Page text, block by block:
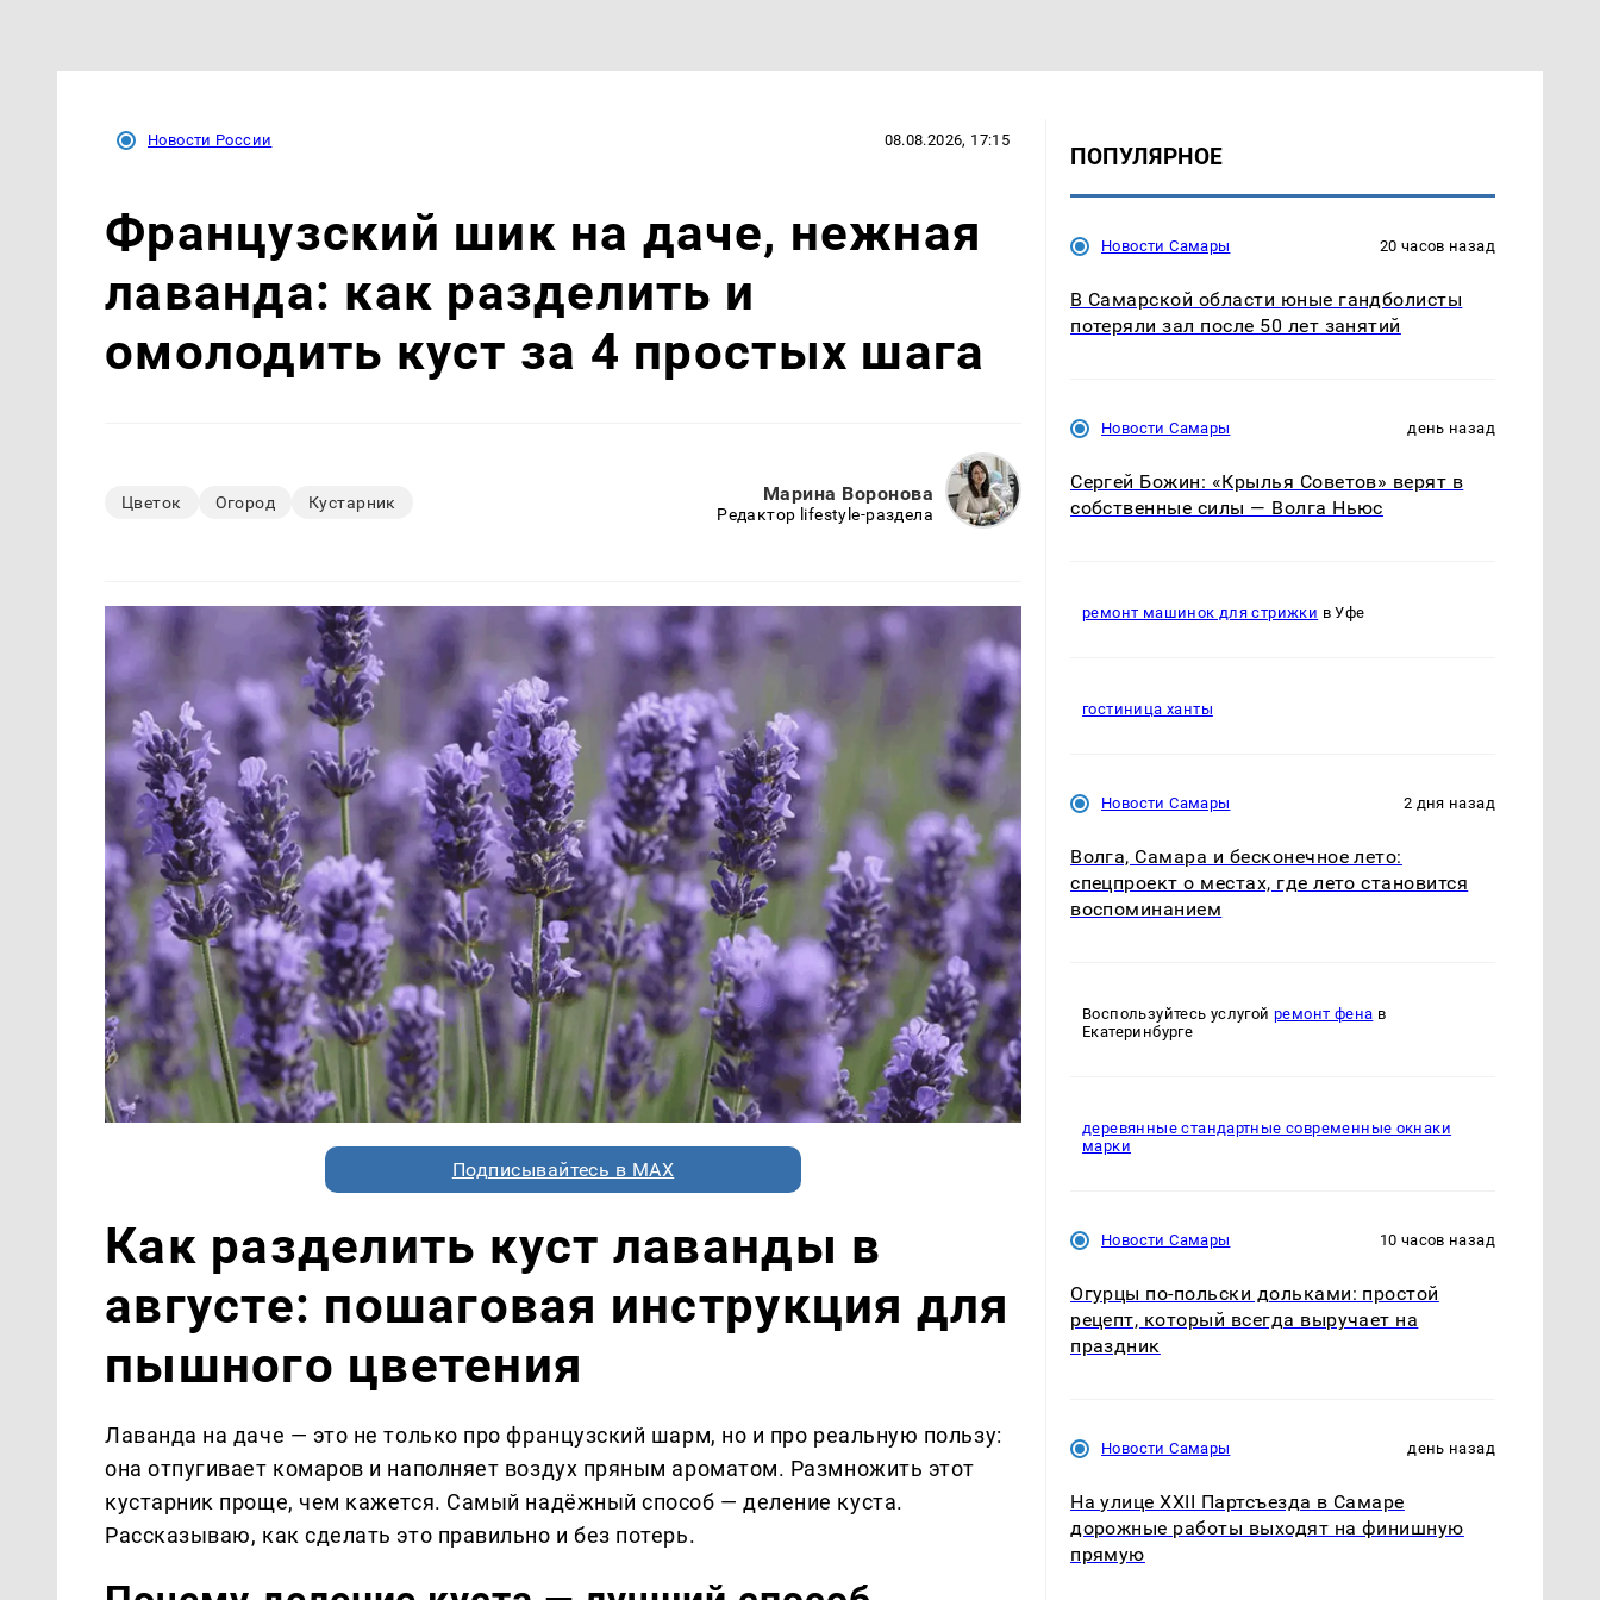
Новости России 08.08.2026, 17:15
Французский шик на даче, нежная
лаванда: как разделить и
омолодить куст за 4 простых шага
Цветок Огород Кустарник Марина Воронова
Редактор lifestyle-раздела
Подписывайтесь в MAX
Как разделить куст лаванды в
августе: пошаговая инструкция для
пышного цветения
Лаванда на даче — это не только про французский шарм, но и про реальную пользу:
она отпугивает комаров и наполняет воздух пряным ароматом. Размножить этот
кустарник проще, чем кажется. Самый надёжный способ — деление куста.
Рассказываю, как сделать это правильно и без потерь.
ПОПУЛЯРНОЕ
Новости Самары 20 часов назад
В Самарской области юные гандболисты
потеряли зал после 50 лет занятий
Новости Самары день назад
Сергей Божин: «Крылья Советов» верят в
собственные силы — Волга Ньюс
ремонт машинок для стрижки в Уфе
гостиница ханты
Новости Самары 2 дня назад
Волга, Самара и бесконечное лето:
спецпроект о местах, где лето становится
воспоминанием
Воспользуйтесь услугойремонт фена в
Екатеринбурге
деревянные стандартные современные окнаки
марки
Новости Самары 10 часов назад
Огурцы по‑польски дольками: простой
рецепт, который всегда выручает на
праздник
Новости Самары день назад
На улице XXII Партсъезда в Самаре
дорожные работы выходят на финишную
прямую